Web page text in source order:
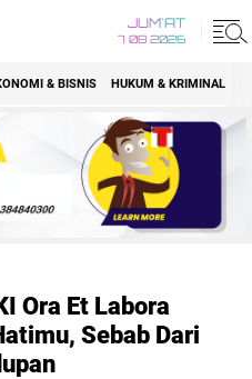
JUM'AT
7 08 2026
& BISNIS HUKUM & KRIMINAL
Ora Et Labora
Sebab Dari